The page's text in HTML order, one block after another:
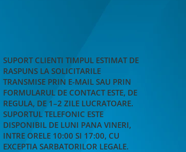
SUPORT CLIENTI TIMPUL ESTIMAT DE
RASPUNS LA SOLICITARILE
TRANSMISE PRIN E-MAIL SAU PRIN
FORMULARUL DE CONTACT ESTE, DE
REGULA, DE 1–2 ZILE LUCRATOARE.
SUPORTUL TELEFONIC ESTE
DISPONIBIL DE LUNI PANA VINERI,
INTRE ORELE 10:00 SI 17:00, CU
EXCEPTIA SARBATORILOR LEGALE.